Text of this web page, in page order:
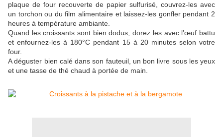
plaque de four recouverte de papier sulfurisé, couvrez-les avec
un torchon ou du film alimentaire et laissez-les gonfler pendant 2
heures à température ambiante.
Quand les croissants sont bien dodus, dorez les avec l’œuf battu
et enfournez-les à 180°C pendant 15 à 20 minutes selon votre
four.
A déguster bien calé dans son fauteuil, un bon livre sous les yeux
et une tasse de thé chaud à portée de main.